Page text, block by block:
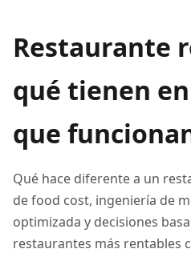
Restaurante
qué tienen
que
Qué hace diferente a un
de food cost, ingeniería de
optimizada y decisiones
restaurantes más rentables